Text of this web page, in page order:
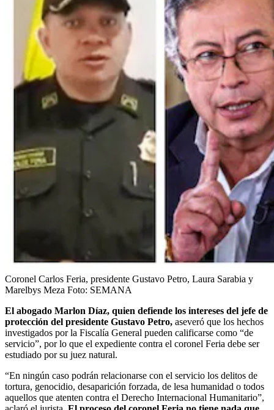
Coronel Carlos Feria, presidente Gustavo Petro, Laura Sarabia y
Marelbys Meza Foto: SEMANA
El abogado Marlon Díaz, quien defiende los intereses del jefe de
protección del presidente Gustavo Petro, aseveró que los hechos
investigados por la Fiscalía General pueden calificarse como “de
servicio”, por lo que el expediente contra el coronel Feria debe ser
estudiado por su juez natural.
“En ningún caso podrán relacionarse con el servicio los delitos de
tortura, genocidio, desaparición forzada, de lesa humanidad o todos
aquellos que atenten contra el Derecho Internacional Humanitario”,